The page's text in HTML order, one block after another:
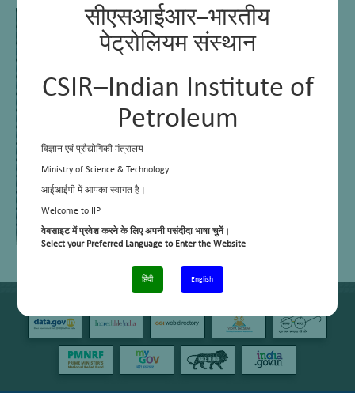
सीएसआईआर–भारतीय
पेट्रोलियम संस्थान
CSIR–Indian Institute of
Petroleum
विज्ञान एवं प्रौद्योगिकी मंत्रालय
Ministry of Science & Technology
आईआईपी में आपका स्वागत है।
Welcome to IIP
वेबसाइट में प्रवेश करने के लिए अपनी पसंदीदा भाषा चुनें।
Select your Preferred Language to Enter the Website
हिंदी English